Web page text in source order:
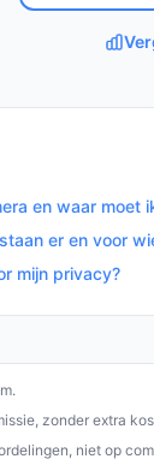
en waar moet
er en voor
mijn privacy?
zonder extra
niet op